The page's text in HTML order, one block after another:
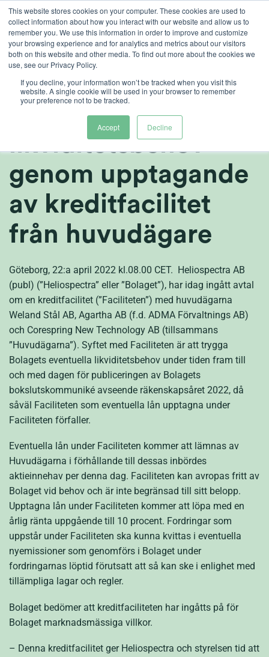
This website stores cookies on your computer. These cookies are used to
collect information about how you interact with our website and allow us to
remember you. We use this information in order to improve and customize
your browsing experience and for analytics and metrics about our visitors
both on this website and other media. To find out more about the cookies we
use, see our Privacy Policy.
If you decline, your information won’t be tracked when you visit this
website. A single cookie will be used in your browser to remember
your preference not to be tracked.
Accept Decline
Skip
content
Heliospectra
tryggar framtida
likviditetsbehov
genom upptagande
av kreditfacilitet
från huvudägare
Göteborg, 22:a april 2022 kl.08.00 CET. Heliospectra AB
(publ) (”Heliospectra” eller ”Bolaget”), har idag ingått avtal
om en kreditfacilitet (”Faciliteten”) med huvudägarna
Weland Stål AB, Agartha AB (f.d. ADMA Förvaltnings AB)
och Corespring New Technology AB (tillsammans
”Huvudägarna”). Syftet med Faciliteten är att trygga
Bolagets eventuella likviditetsbehov under tiden fram till
och med dagen för publiceringen av Bolagets
bokslutskommuniké avseende räkenskapsåret 2022, då
såväl Faciliteten som eventuella lån upptagna under
Faciliteten förfaller.
Eventuella lån under Faciliteten kommer att lämnas av
Huvudägarna i förhållande till dessas inbördes
aktieinnehav per denna dag. Faciliteten kan avropas fritt av
Bolaget vid behov och är inte begränsad till sitt belopp.
Upptagna lån under Faciliteten kommer att löpa med en
årlig ränta uppgående till 10 procent. Fordringar som
uppstår under Faciliteten ska kunna kvittas i eventuella
nyemissioner som genomförs i Bolaget under
fordringarnas löptid förutsatt att så kan ske i enlighet med
tillämpliga lagar och regler.
Bolaget bedömer att kreditfaciliteten har ingåtts på för
Bolaget marknadsmässiga villkor.
– Denna kreditfacilitet ger Heliospectra och styrelsen tid att